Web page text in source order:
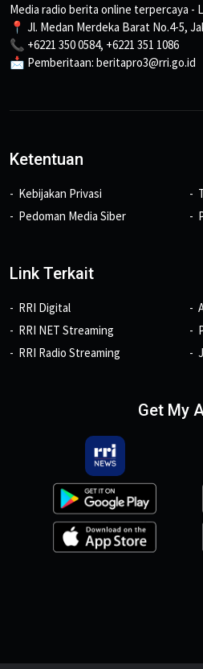
Media radio berita online terpercaya -
📍 Jl. Medan Merdeka Barat No.4-5,
📞 +6221 350 0584, +6221 351 1086
📩 Pemberitaan: beritapro3@rri.go.id
Ketentuan
Kebijakan Privasi
Pedoman Media Siber
Link Terkait
RRI Digital
RRI NET Streaming
RRI Radio Streaming
Get My